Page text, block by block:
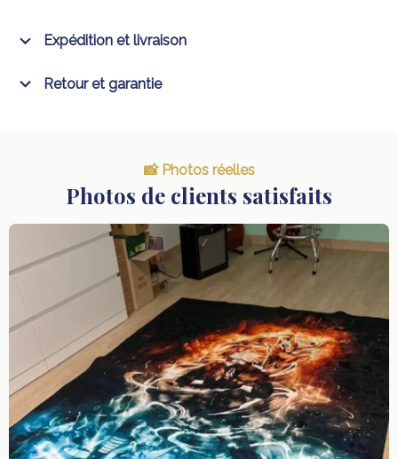
Expédition et livraison
Retour et garantie
📸 Photos réelles
Photos de clients satisfaits